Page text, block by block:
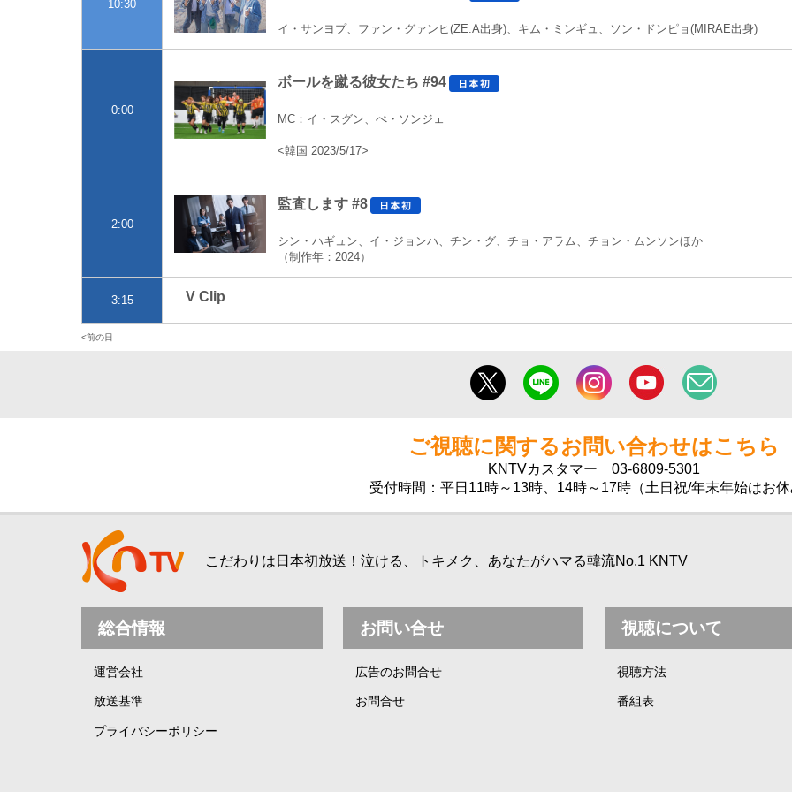
10:30
イ・サンヨプ、ファン・グァンヒ(ZE:A出身)、キム・ミンギュ、ソン・ドンピョ(MIRAE出身)
0:00
ボールを蹴る彼女たち #94
MC：イ・スグン、ぺ・ソンジェ
<韓国 2023/5/17>
2:00
監査します #8
シン・ハギュン、イ・ジョンハ、チン・グ、チョ・アラム、チョン・ムンソンほか
（制作年：2024）
3:15 V Clip
前の日
ご視聴に関するお問い合わせはこちら
KNTVカスタマー 03-6809-5301
受付時間：平日11時～13時、14時～17時（土日祝/年末年始はお
こだわりは日本初放送！泣ける、トキメク、あなたがハマる韓流No.1 KNTV
総合情報
運営会社
放送基準
プライバシーポリシー
お問い合せ
広告のお問合せ
お問合せ
視聴について
視聴方法
番組表